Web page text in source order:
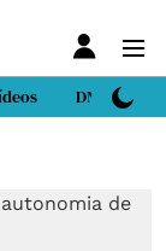
DN Sport